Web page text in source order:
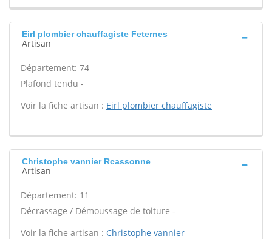
Eirl plombier chauffagiste Feternes
Artisan
Département: 74
Plafond tendu -
Voir la fiche artisan : Eirl plombier chauffagiste
Christophe vannier Rcassonne
Artisan
Département: 11
Décrassage / Démoussage de toiture -
Voir la fiche artisan : Christophe vannier